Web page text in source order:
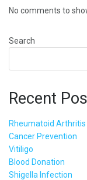
No comments to
Search
Recent
Rheumatoid Arthritis
Cancer Prevention
Vitiligo
Blood Donation
Shigella Infection